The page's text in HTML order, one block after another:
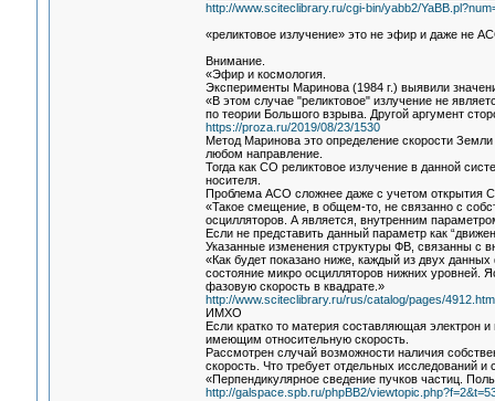
http://www.sciteclibrary.ru/cgi-bin/yabb2/
«реликтовое излучение» это не эфир и даже не
Внимание.
«Эфир и космология.
Эксперименты Маринова (1984 г.) выявили
«В этом случае "реликтовое" излучение не
по теории Большого взрыва. Другой аргумент
https://proza.ru/2019/08/23/1530
Метод Маринова это определение скорости Земли
любом направление.
Тогда как СО реликтовое излучение в данной
носителя.
Проблема АСО сложнее даже с учетом открытия
«Такое смещение, в общем-то, не связанно с
осцилляторов. А является, внутренним
Если не представить данный параметр как
Указанные изменения структуры ФВ, связанны с
«Как будет показано ниже, каждый из двух
состояние микро осцилляторов нижних уровней.
фазовую скорость в квадрате.»
http://www.sciteclibrary.ru/rus/catalog/pages/
ИМХО
Если кратко то материя составляющая электрон
имеющим относительную скорость.
Рассмотрен случай возможности наличия
скорость. Что требует отдельных исследований
«Перпендикулярное сведение пучков частиц.
http://galspace.spb.ru/phpBB2/